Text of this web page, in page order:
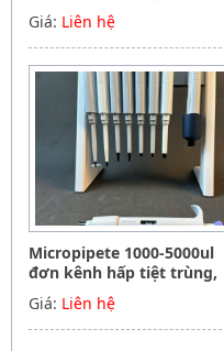
instrument Germany
Giá: Liên hệ
Micropipete 1000-5000ul
đơn kênh hấp tiệt trùng,
Hãng Phoenix instrument
Germany
Giá: Liên hệ